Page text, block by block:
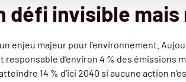
défi invisible mais
enjeu majeur pour l’environnement.
d’environ 4 % des émissions
14 % d’ici 2040 si aucune action